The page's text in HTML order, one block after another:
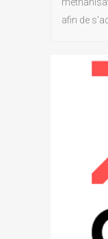
afin de